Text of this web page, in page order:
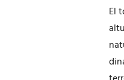
El